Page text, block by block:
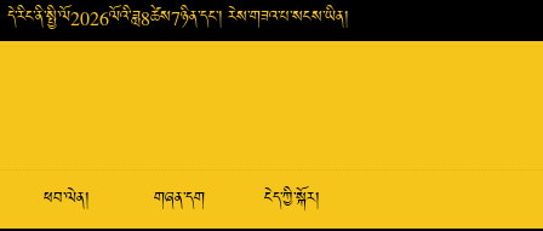
དེ་རིང་ནི་སྤྱི་ལོ2026ལོའི་ཟླ8ཚེས7ཉིན་དང་། རེས་གཟའ་པ་སངས་ཡིན།
ཕབ་ལེན། གཞན་དག ངེད་ཀྱི་སྐོར།